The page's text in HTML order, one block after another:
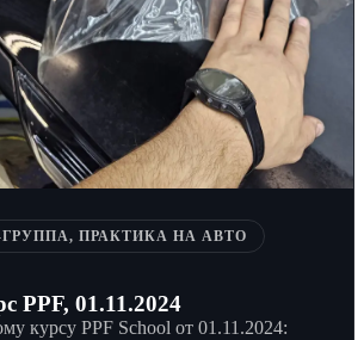
ПРАКТИКА НА АВТО
PPF, 01.11.2024
курсу PPF School от 01.11.2024: